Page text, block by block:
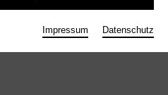
Impressum Datenschutz